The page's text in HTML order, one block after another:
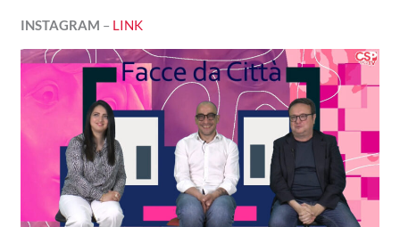
INSTAGRAM – LINK